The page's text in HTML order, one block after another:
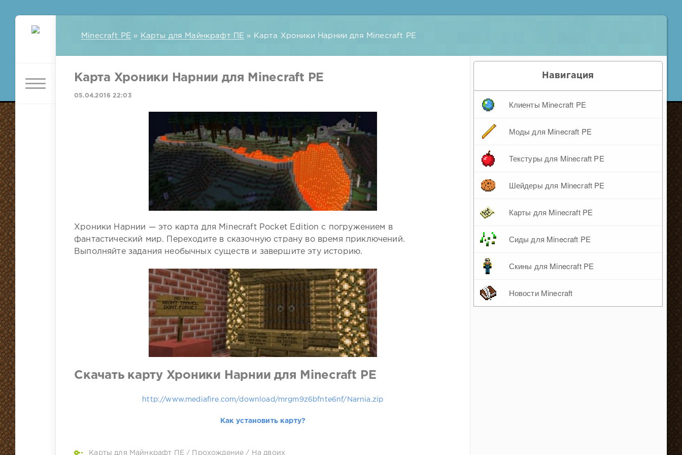
Minecraft PE » Карты для Майнкрафт ПЕ » Карта Хроники Нарнии для Minecraft PE
Карта Хроники Нарнии для Minecraft PE
05.04.2016 22:03
Хроники Нарнии — это карта для Minecraft Pocket Edition с погружением в
фантастический мир. Переходите в сказочную страну во время приключений.
Выполняйте задания необычных существ и завершите эту историю.
Скачать карту Хроники Нарнии для Minecraft PE
http://www.mediafire.com/download/mrgm9z6bfnte6nf/Narnia.zip
Как установить карту?
Карты для Майнкрафт ПЕ / Прохождение / На двоих
Навигация
Клиенты Minecraft PE
Моды для Minecraft PE
Текстуры для Minecraft PE
Шейдеры для Minecraft PE
Карты для Minecraft PE
Сиды для Minecraft PE
Скины для Minecraft PE
Новости Minecraft